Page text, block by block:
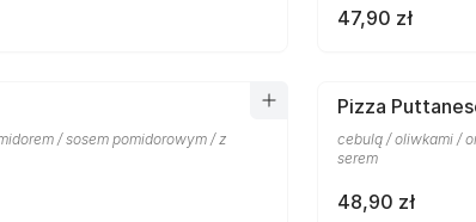
47,90 zł
/ sosem pomidorowym / z
Pizza
cebulą / oliwkami /
serem
48,90 zł